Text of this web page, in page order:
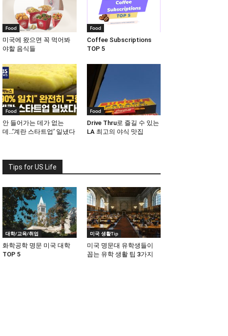
Food
미국에 왔으면 꼭 먹어봐
야할 음식들
Food
Coffee Subscriptions
TOP 5
Food
안 들어가는 데가 없는
데…’계란 스타트업’ 일냈다
Food
Drive Thru로 즐길 수 있는
LA 최고의 야식 맛집
Tips for US Life
대학/교육/취업
화학공학 명문 미국 대학
TOP 5
미국 생활Tip
미국 명문대 유학생들이
꼽는 유학 생활 팁 3가지